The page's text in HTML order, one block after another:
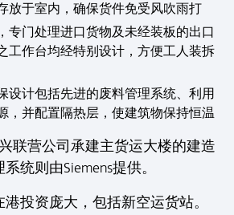
放于室内，确保货件免受风吹雨打
专门处理进口货物及未经装板的出口
工作台均经特别设计，方便工人装拆
设计包括先进的废料管理系统、利用
，并配置隔热层，使建筑物保持恒温
联营公司承建主货运大楼的建造
统则由Siemens提供。
投资庞大，包括新空运货站。